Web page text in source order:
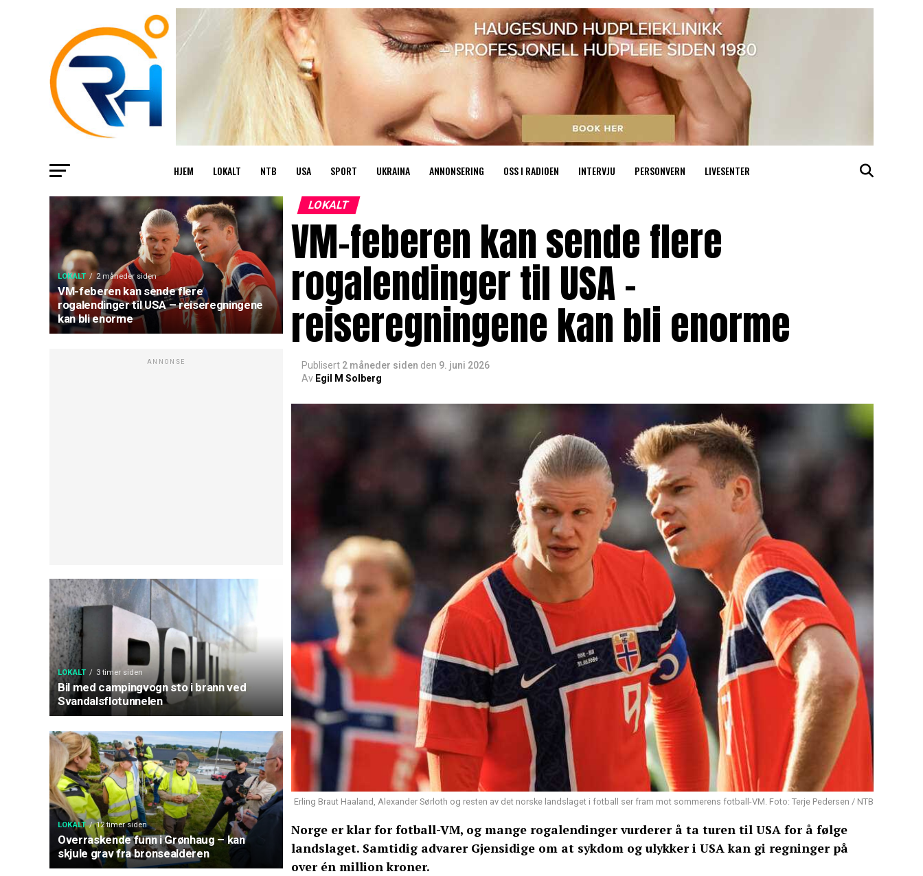
HJEM LOKALT NTB USA SPORT UKRAINA ANNONSERING OSS I RADIOEN INTERVJU PERSONVERN LIVESENTER
LOKALT 2 måneder siden
VM-feberen kan sende flere
rogalendinger til USA – reiseregningene
kan bli enorme
ANNONSE
LOKALT 3 timer siden
Bil med campingvogn sto i brann ved
Svandalsflotunnelen
LOKALT 12 timer siden
Overraskende funn i Grønhaug – kan
skjule grav fra bronsealderen
LOKALT
VM-feberen kan sende flere
rogalendinger til USA –
reiseregningene kan bli enorme
Publisert 2 måneder siden den 9. juni 2026
Av Egil M Solberg
Erling Braut Haaland, Alexander Sørloth og resten av det norske landslaget i fotball ser fram mot sommerens fotball-VM. Foto: Terje Pedersen / NTB
Norge er klar for fotball-VM, og mange rogalendinger vurderer å ta turen til USA for å følge
landslaget. Samtidig advarer Gjensidige om at sykdom og ulykker i USA kan gi regninger på
over én million kroner.